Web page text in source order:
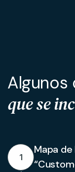
Algunos
queseinc
1
Mapa